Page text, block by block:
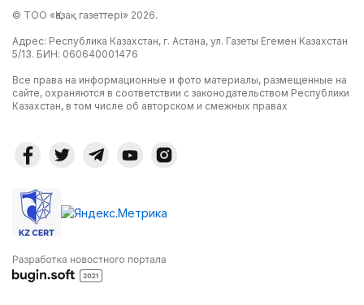
© ТОО «Қазақ газеттері» 2026.
Адрес: Республика Казахстан, г. Астана, ул. Газеты Егемен Казахстан
5/13. БИН: 060640001476
Все права на информационные и фото материалы, размещенные на
сайте, охраняются в соответствии с законодательством Республики
Казахстан, в том числе об авторском и смежных правах